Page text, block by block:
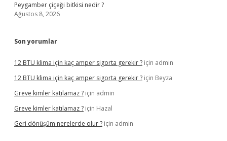
Peygamber çiçeği bitkisi nedir ?
Ağustos 8, 2026
Son yorumlar
12 BTU klima için kaç amper sigorta gerekir ? için admin
12 BTU klima için kaç amper sigorta gerekir ? için Beyza
Greve kimler katılamaz ? için admin
Greve kimler katılamaz ? için Hazal
Geri dönüşüm nerelerde olur ? için admin